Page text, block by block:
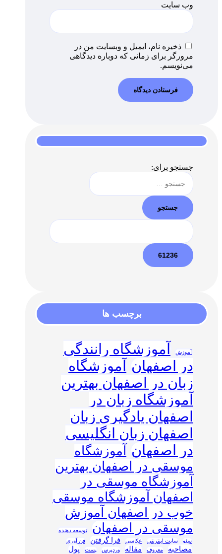
وب‌ سایت
ذخیره نام، ایمیل و وبسایت من در
مرورگر برای زمانی که دوباره دیدگاهی
می‌نویسم.
جستجو برای:
برچسب ها
آموزش
آموزشگاه رانندگی
در اصفهان
آموزشگاه
زبان در اصفهان بهترین
آموزشگاه زبان در
اصفهان یادگیری زبان
اصفهان زبان انگلیسی
در اصفهان
آموزشگاه
موسقی در اصفهان بهترین
آموزشگاه موسقی در
اصفهان آموزشگاه موسقی
خوب در اصفهان آموزش
موسقی در اصفهان
توسعه دهنده
سئو
سایت اینترنتی عکاسی فرا گرفتن فن آوری
مصاحبه معروف مقاله وردپرس پست پول